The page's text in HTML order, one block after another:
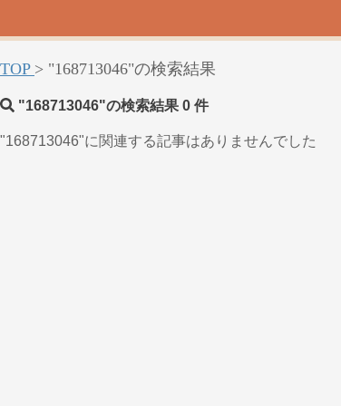
TOP > "168713046"の検索結果
"168713046"の検索結果 0 件
"168713046"に関連する記事はありませんでした